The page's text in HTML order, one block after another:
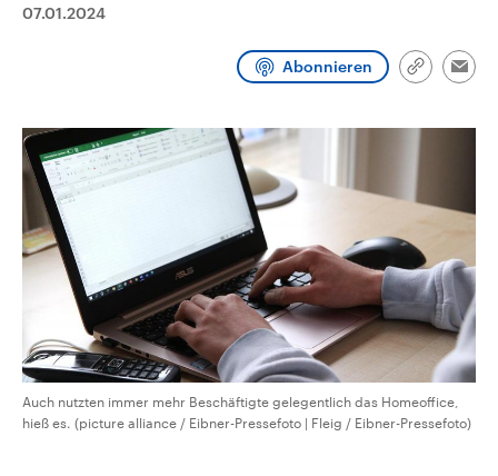
Sachsen-Anhalt wählt am 6.
Bundesland von einer Koalition aus
und Hintergründe zu den Parteien
und Kandidaten der anstehenden
Wahl.
den mächtigsten Ländern
mit großem Einfluss auf
aktuelle Weltgeschehen.
Sendungen Programm Podcasts
Audio-Archiv
07.01.2024
Abonnieren
Link
Auch nutzten immer mehr Beschäftigte gelegentlich das Homeoffice,
hieß es. (picture alliance / Eibner-Pressefoto | Fleig / Eibner-Pressefoto)